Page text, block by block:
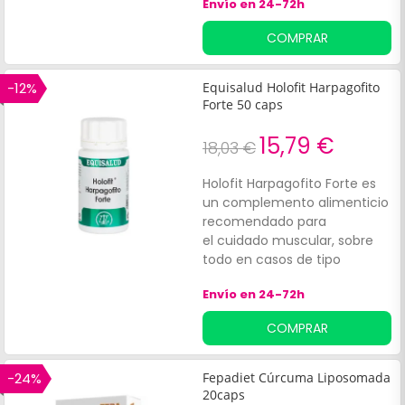
Envío en 24-72h
COMPRAR
-12%
Equisalud Holofit Harpagofito
Forte 50 caps
18,03 €15,79 €
Holofit Harpagofito Forte es
un complemento alimenticio
recomendado para
el cuidado muscular, sobre
todo en casos de tipo
tendinitis u otras afecciones
que afecten a las
articulaciones. Gracias a su
poder antiinflamatorio y
analgésico, empezarás a
sentir un alivio inmediato de
Envío en 24-72h
COMPRAR
-24%
Fepadiet Cúrcuma Liposomada
20caps